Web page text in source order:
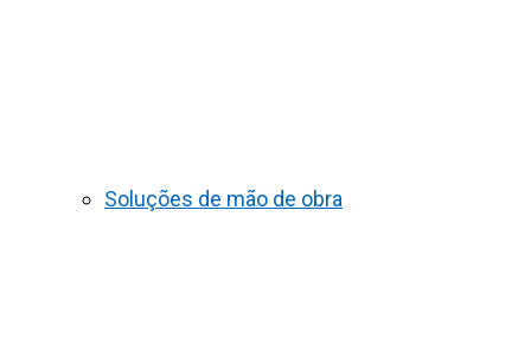
Soluções de mão de obra